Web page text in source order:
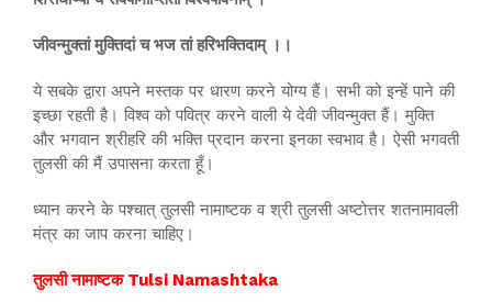
जीवन्मुक्तां मुक्तिदां च भज तां हरिभक्तिदाम् ।।
ये सबके द्वारा अपने मस्तक पर धारण करने योग्य हैं। सभी को इन्हें पाने की
इच्छा रहती है। विश्व को पवित्र करने वाली ये देवी जीवन्मुक्त हैं। मुक्ति
और भगवान श्रीहरि की भक्ति प्रदान करना इनका स्वभाव है। ऐसी भगवती
तुलसी की मैं उपासना करता हूँ।
ध्यान करने के पश्चात् तुलसी नामाष्टक व श्री तुलसी अष्टोत्तर शतनामावली
मंत्र का जाप करना चाहिए।
तुलसी नामाष्टक Tulsi Namashtaka